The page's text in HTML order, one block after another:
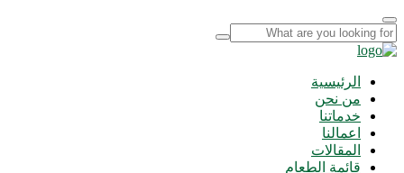
الرئيسية
من نحن
خدماتنا
اعمالنا
المقالات
قائمة الطعام